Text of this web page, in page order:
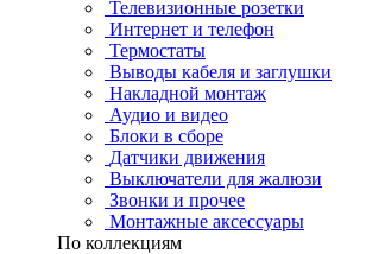
Телевизионные розетки
Интернет и телефон
Термостаты
Выводы кабеля и заглушки
Накладной монтаж
Аудио и видео
Блоки в сборе
Датчики движения
Выключатели для жалюзи
Звонки и прочее
Монтажные аксессуары
По коллекциям